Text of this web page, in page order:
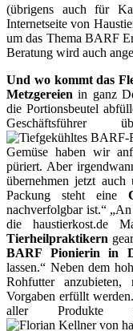
(übrigens auch für
Internetseite von
um das Thema BARF
Beratung wird auch
Und wo kommt das
Metzgereien in ganz
die Portionsbeutel
Gemüse haben wir
püriert. Aber
übernehmen jetzt
Packung steht eine
nachverfolgbar ist.“
die haustierkost.de
Tierheilpraktikern
BARF Pionierin in
lassen.“ Neben dem
Rohfutter anzubieten,
Vorgaben erfüllt
aller Produkte